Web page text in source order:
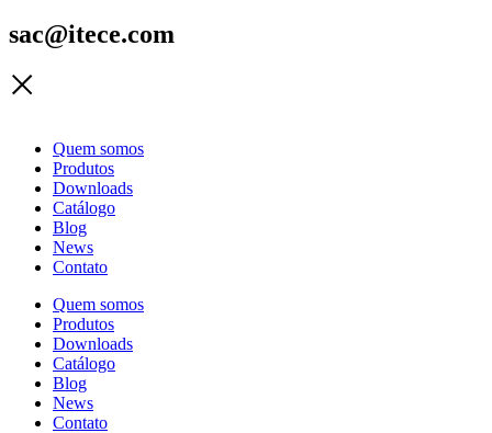
sac@itece.com
Quem somos
Produtos
Downloads
Catálogo
Blog
News
Contato
Quem somos
Produtos
Downloads
Catálogo
Blog
News
Contato